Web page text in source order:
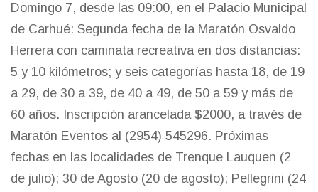
Domingo 7, desde las 09:00, en el Palacio Municipal
de Carhué: Segunda fecha de la Maratón Osvaldo
Herrera con caminata recreativa en dos distancias:
5 y 10 kilómetros; y seis categorías hasta 18, de 19
a 29, de 30 a 39, de 40 a 49, de 50 a 59 y más de
60 años. Inscripción arancelada $2000, a través de
Maratón Eventos al (2954) 545296. Próximas
fechas en las localidades de Trenque Lauquen (2
de julio); 30 de Agosto (20 de agosto); Pellegrini (24